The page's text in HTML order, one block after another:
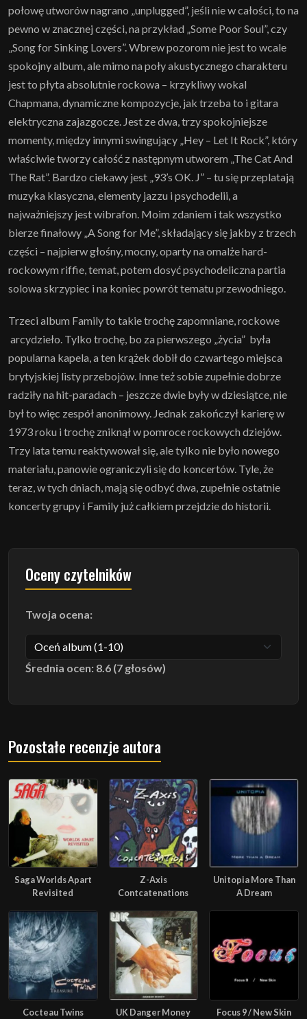
połowę utworów nagrano „unplugged”, jeśli nie w całości, to na
pewno w znacznej części, na przykład „Some Poor Soul”, czy
„Song for Sinking Lovers”. Wbrew pozorom nie jest to wcale
spokojny album, ale mimo na poły akustycznego charakteru
jest to płyta absolutnie rockowa – krzykliwy wokal
Chapmana, dynamiczne kompozycje, jak trzeba to i gitara
elektryczna zajazgocze. Jest ze dwa, trzy spokojniejsze
momenty, między innymi swingujący „Hey – Let It Rock”, który
właściwie tworzy całość z następnym utworem „The Cat And
The Rat”. Bardzo ciekawy jest „93’s OK. J” – tu się przeplatają
muzyka klasyczna, elementy jazzu i psychodelii, a
najważniejszy jest wibrafon. Moim zdaniem i tak wszystko
bierze finałowy „A Song for Me”, składający się jakby z trzech
części – najpierw głośny, mocny, oparty na omalże hard-
rockowym riffie, temat, potem dosyć psychodeliczna partia
solowa skrzypiec i na koniec powrót tematu przewodniego.
Trzeci album Family to takie trochę zapomniane, rockowe
arcydzieło. Tylko trochę, bo za pierwszego „życia” była
popularna kapela, a ten krążek dobił do czwartego miejsca
brytyjskiej listy przebojów. Inne też sobie zupełnie dobrze
radziły na hit-paradach – jeszcze dwie były w dziesiątce, nie
był to więc zespół anonimowy. Jednak zakończył karierę w
1973 roku i trochę zniknął w pomroce rockowych dziejów.
Trzy lata temu reaktywował się, ale tylko nie było nowego
materiału, panowie ograniczyli się do koncertów. Tyle, że
teraz, w tych dniach, mają się odbyć dwa, zupełnie ostatnie
koncerty grupy i Family już całkiem przejdzie do historii.
Oceny czytelników
Twoja ocena:
Średnia ocen: 8.6 (7 głosów)
Pozostałe recenzje autora
Saga Worlds Apart
Revisited
Z-Axis
Contcatenations
Unitopia More Than
A Dream
Cocteau Twins
UK Danger Money Focus 9 / New Skin